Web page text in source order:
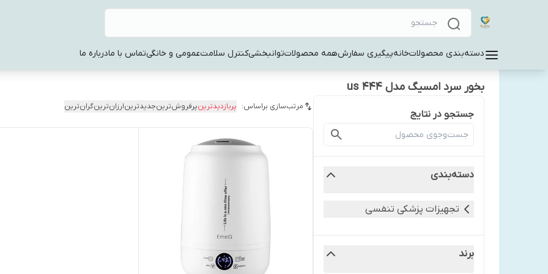
دسته‌بندی محصولاتخانهپیگیری سفارشهمه محصولاتتوانبخشیکنترل سلامتعمومی و خانگیتماس با مادرباره ما
بخور سرد امسیگ مدل us 444
جستجو در نتایج
دسته‌بندی
تجهیزات پزشکی تنفسی
برند
مرتب‌سازی براساس: پربازدیدترینپرفروش‌ترینجدیدترینارزان‌ترینگران‌ترین